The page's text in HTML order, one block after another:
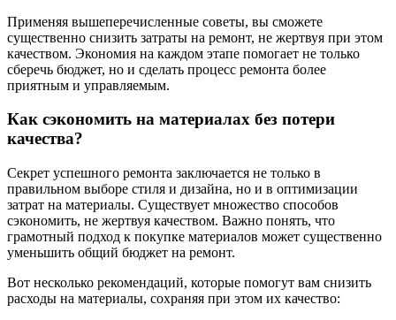
Применяя вышеперечисленные советы, вы сможете
существенно снизить затраты на ремонт, не жертвуя при этом
качеством. Экономия на каждом этапе помогает не только
сберечь бюджет, но и сделать процесс ремонта более
приятным и управляемым.
Как сэкономить на материалах без потери
качества?
Секрет успешного ремонта заключается не только в
правильном выборе стиля и дизайна, но и в оптимизации
затрат на материалы. Существует множество способов
сэкономить, не жертвуя качеством. Важно понять, что
грамотный подход к покупке материалов может существенно
уменьшить общий бюджет на ремонт.
Вот несколько рекомендаций, которые помогут вам снизить
расходы на материалы, сохраняя при этом их качество: